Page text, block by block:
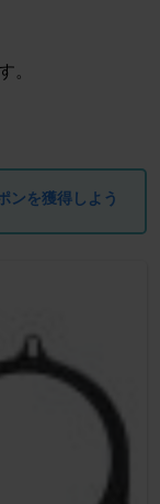
。
ンを獲得しよう